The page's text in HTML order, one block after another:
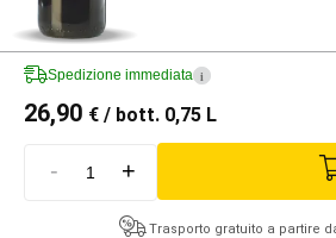
Spedizione immediata i
26,90 € / bott. 0,75 L
- +
Trasporto gratuito a partire